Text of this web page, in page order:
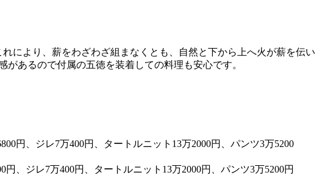
により、薪をわざわざ組まなくとも、自然と下から上へ火が薪を伝い
あるので付属の五徳を装着しての料理も安心です。
、ジレ7万400円、タートルニット13万2000円、パンツ3万5200円